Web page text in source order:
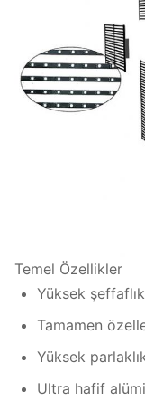
Temel Özellikler
Yüksek
Tamamen
Yüksek
Ultra hafif